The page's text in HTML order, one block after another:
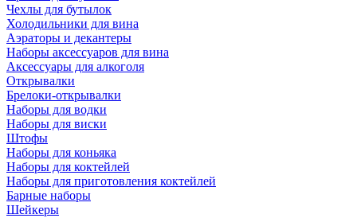
Чехлы для бутылок
Холодильники для вина
Аэраторы и декантеры
Наборы аксессуаров для вина
Аксессуары для алкоголя
Открывалки
Брелоки-открывалки
Наборы для водки
Наборы для виски
Штофы
Наборы для коньяка
Наборы для коктейлей
Наборы для приготовления коктейлей
Барные наборы
Шейкеры